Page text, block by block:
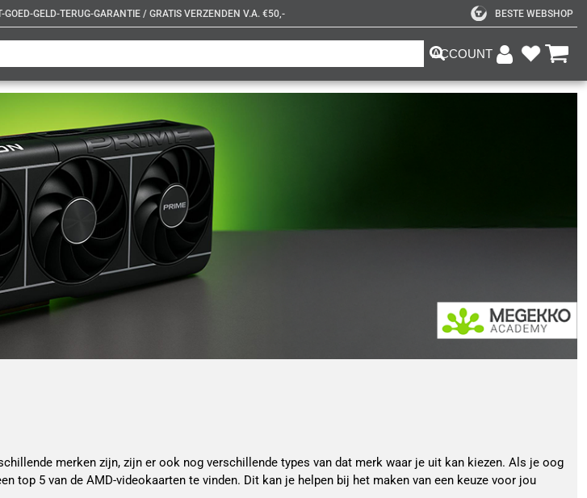
GOED-GELD-TERUG-GARANTIE / GRATIS VERZENDEN V.A. €50,- BESTE WEBSHOP
ACCOUNT
merken zijn, zijn er ook nog verschillende types van dat merk waar je uit kan kiezen. Als je oog
top 5 van de AMD-videokaarten te vinden. Dit kan je helpen bij het maken van een keuze voor jou